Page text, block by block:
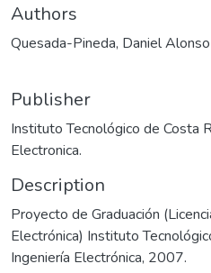
Authors
Quesada-Pineda, Daniel Alonso
Publisher
Instituto Tecnológico de Costa
Electronica.
Description
Proyecto de Graduación
Electrónica) Instituto
Ingeniería Electrónica, 2007.